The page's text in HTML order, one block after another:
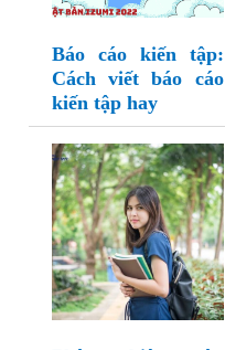
Báo cáo kiến tập:
Cách viết báo cáo
kiến tập hay